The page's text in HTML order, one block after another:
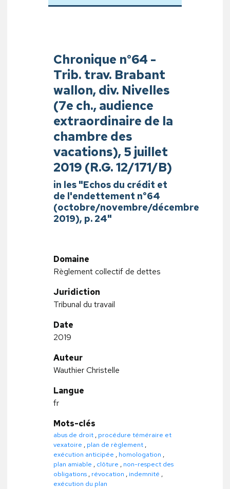
Chronique n°64 -
Trib. trav. Brabant
wallon, div. Nivelles
(7e ch., audience
extraordinaire de la
chambre des
vacations), 5 juillet
2019 (R.G. 12/171/B)
in les "Echos du crédit et
de l'endettement n°64
(octobre/novembre/décembre
2019), p. 24"
Domaine
Règlement collectif de dettes
Juridiction
Tribunal du travail
Date
2019
Auteur
Wauthier Christelle
Langue
fr
Mots-clés
abus de droit , procédure téméraire et
vexatoire , plan de règlement ,
exécution anticipée , homologation ,
plan amiable , clôture , non-respect des
obligations , révocation , indemnité ,
exécution du plan